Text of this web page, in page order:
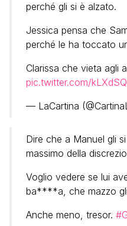
perché gli si è alzato.
Jessica pensa che
perché le ha toccato
Clarissa che vieta agli
pic.twitter.com/
— LaCartina
Dire che a Manuel gli
massimo della
Voglio vedere se lui
ba****a, che mazzo
Anche meno, tresor.